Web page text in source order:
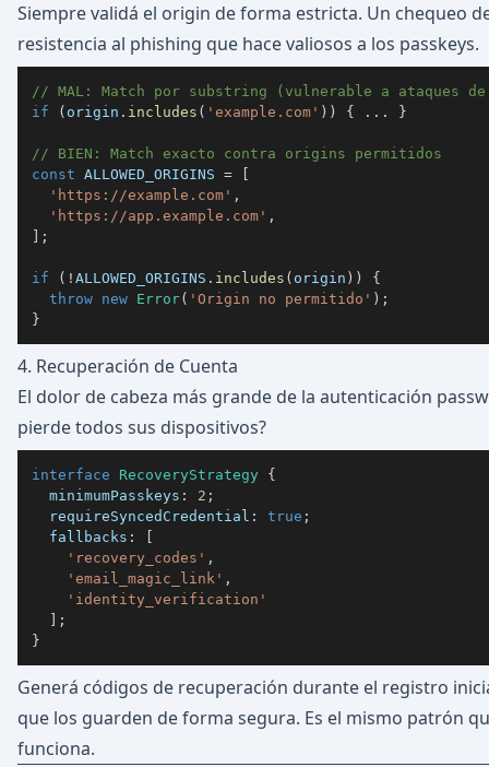
Siempre validá el origin de forma estricta. Un chequeo
resistencia al phishing que hace valiosos a los passkeys.
// MAL: Match por substring (vulnerable a ataques de
if
( origin . includes ( 'example.com' ) ) { ... }
// BIEN: Match exacto contra origins permitidos
const ALLOWED_ORIGINS =
[
'https://example.com' ,
'https://app.example.com' ,
] ;
if ( ! ALLOWED_ORIGINS . includes ( origin ) )
{
throw new Error( 'Origin no permitido' ) ;
}
4. Recuperación de Cuenta
El dolor de cabeza más grande de la autenticación
pierde todos sus dispositivos?
interface RecoveryStrategy
{
  minimumPasskeys
: 2 ;
  requireSyncedCredential
: true ;
  fallbacks
:
[
'recovery_codes' ,
'email_magic_link' ,
'identity_verification'
] ;
}
Generá códigos de recuperación durante el registro
que los guarden de forma segura. Es el mismo patrón
funciona.